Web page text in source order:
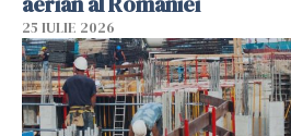
25 IULIE 2026